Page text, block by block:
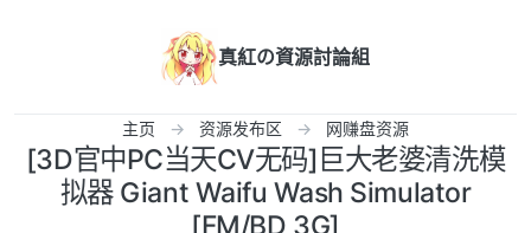
真紅の資源討論組
主页 资源发布区 网赚盘资源
[3D官中PC当天CV无码]巨大老婆清洗模
拟器 Giant Waifu Wash Simulator
[FM/BD 3G]